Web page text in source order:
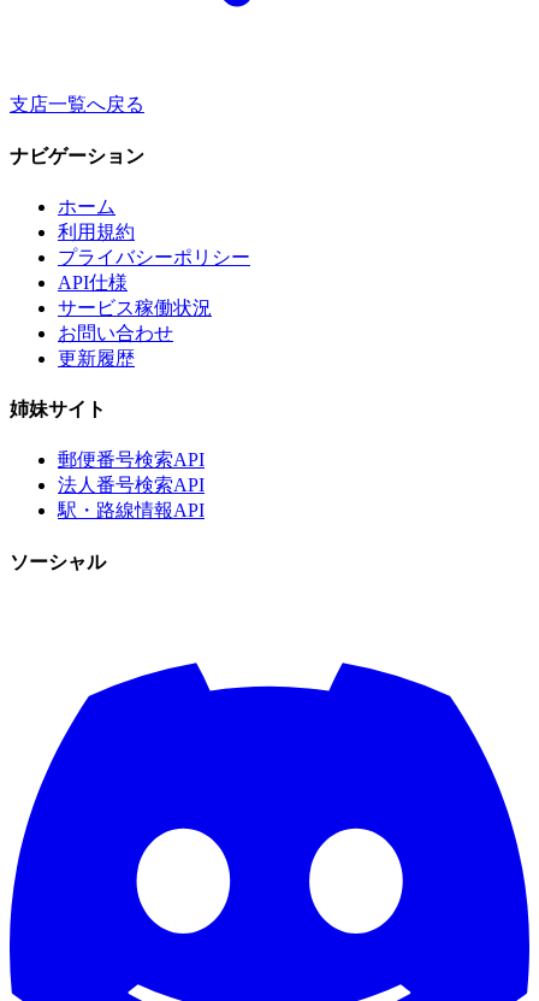
支店一覧へ戻る
ナビゲーション
ホーム
利用規約
プライバシーポリシー
API仕様
サービス稼働状況
お問い合わせ
更新履歴
姉妹サイト
郵便番号検索API
法人番号検索API
駅・路線情報API
ソーシャル